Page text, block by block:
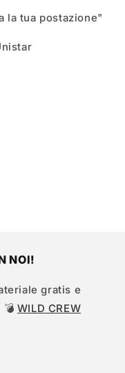
la tua postazione"
NOI!
gratis e
WILD CREW